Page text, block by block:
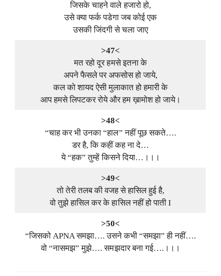
जिसके चाहने वाले हजारो हो,
उसे क्या फर्क पडेगा जब कोई एक
उसकी जिंदगी से चला जाए
>47<
मत रहो दूर हमसे इतना के
अपने फैसले पर अफसोस हो जाये,
कल को शायद ऐसी मुलाकात हो हमारी के
आप हमसे लिपटकर रोये और हम ख़ामोश हो जाये।
>48<
“चाह कर भी उनका “हाल” नहीं पूछ सकते….
डर है, कि कहीं कह ना दे…
ये “हक” तुम्हें किसने दिया…।।।
>49<
तो तेरी तलब की वजह से हासिल हुई है,
वो तुझे हासिल कर के हासिल नहीं हो पाती I
>50<
“जिसको APNA समझा…. उसने कभी “समझा” ही नहीं….
वो “नासमझ” मुझे…. समझदार बना गई….।।।